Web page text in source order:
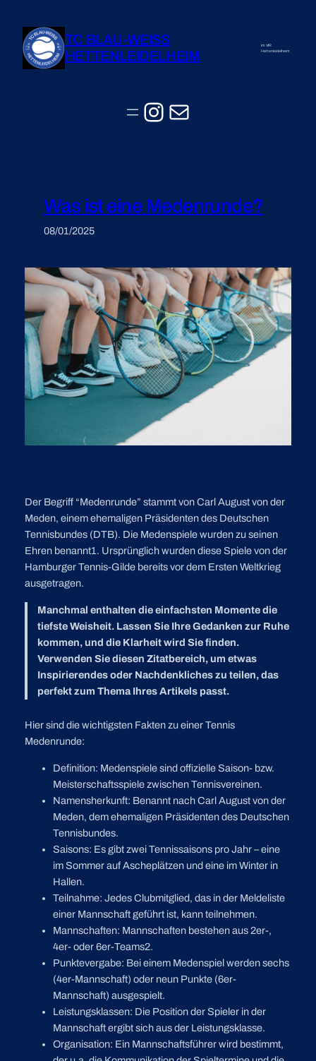
Inhalt
springen
TC BLAU-WEISS
HETTENLEIDELHEIM
im VfR
Hettenleidelheim
Instagram
E-Mail
Was ist eine Medenrunde?
08/01/2025
Der Begriff “Medenrunde” stammt von Carl August von der
Meden, einem ehemaligen Präsidenten des Deutschen
Tennisbundes (DTB). Die Medenspiele wurden zu seinen
Ehren benannt1. Ursprünglich wurden diese Spiele von der
Hamburger Tennis-Gilde bereits vor dem Ersten Weltkrieg
ausgetragen.
Manchmal enthalten die einfachsten Momente die
tiefste Weisheit. Lassen Sie Ihre Gedanken zur Ruhe
kommen, und die Klarheit wird Sie finden.
Verwenden Sie diesen Zitatbereich, um etwas
Inspirierendes oder Nachdenkliches zu teilen, das
perfekt zum Thema Ihres Artikels passt.
Hier sind die wichtigsten Fakten zu einer Tennis
Medenrunde:
Definition: Medenspiele sind offizielle Saison- bzw.
Meisterschaftsspiele zwischen Tennisvereinen.
Namensherkunft: Benannt nach Carl August von der
Meden, dem ehemaligen Präsidenten des Deutschen
Tennisbundes.
Saisons: Es gibt zwei Tennissaisons pro Jahr – eine
im Sommer auf Ascheplätzen und eine im Winter in
Hallen.
Teilnahme: Jedes Clubmitglied, das in der Meldeliste
einer Mannschaft geführt ist, kann teilnehmen.
Mannschaften: Mannschaften bestehen aus 2er-,
4er- oder 6er-Teams2.
Punktevergabe: Bei einem Medenspiel werden sechs
(4er-Mannschaft) oder neun Punkte (6er-
Mannschaft) ausgespielt.
Leistungsklassen: Die Position der Spieler in der
Mannschaft ergibt sich aus der Leistungsklasse.
Organisation: Ein Mannschaftsführer wird bestimmt,